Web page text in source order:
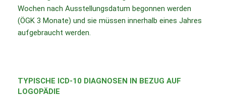
Wochen nach Ausstellungsdatum begonnen werden
(ÖGK 3 Monate) und sie müssen innerhalb eines Jahres
aufgebraucht werden.
TYPISCHE ICD-10 DIAGNOSEN IN BEZUG AUF
LOGOPÄDIE